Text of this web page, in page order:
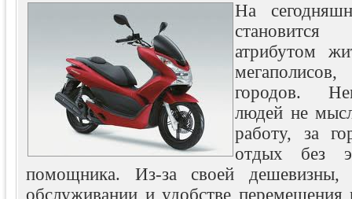
На
атрибутом
городов.
людей не
работу, за
отдых без
помощника. Из-за своей дешевизны,
обслуживании и удобстве перемещения